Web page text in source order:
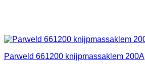
Parweld 661200 knijpmassaklem 200A